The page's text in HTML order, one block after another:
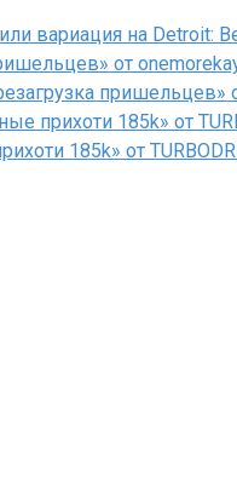
вариация на Detroit:
от
пришельцев»
прихоти 185k» от
185k» от